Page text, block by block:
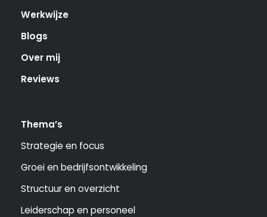
Werkwijze
Blogs
Over mij
Reviews
Thema’s
Strategie en focus
Groei en bedrijfsontwikkeling
Structuur en overzicht
Leiderschap en personeel